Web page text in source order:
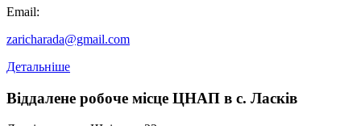
Email:
zaricharada@gmail.com
Детальніше
Віддалене робоче місце ЦНАП в с. Ласків